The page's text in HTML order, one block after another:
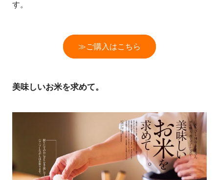
す。
≫ご購入はこちら
美味しいお米を求めて。